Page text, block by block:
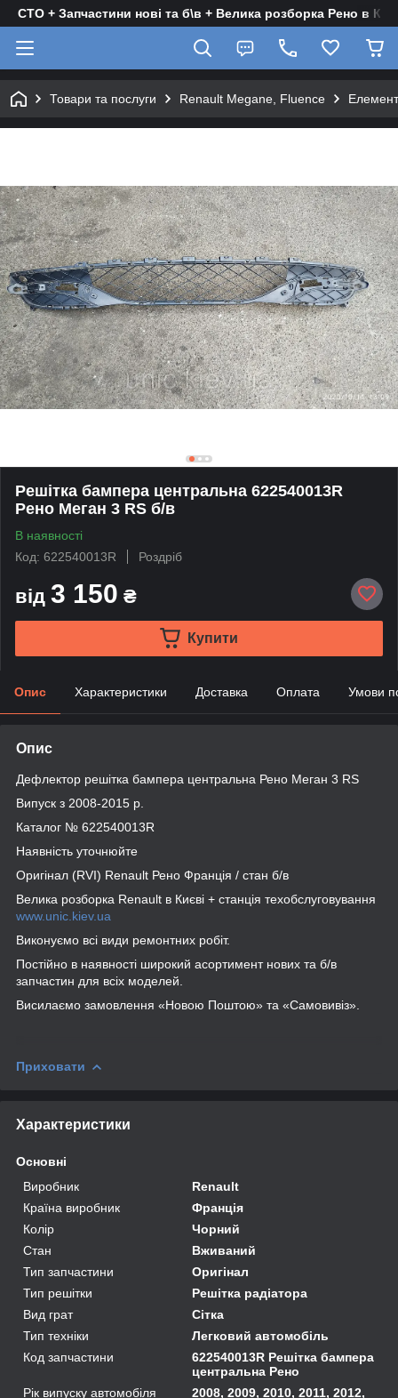
СТО + Запчастини нові та б\в + Велика розборка Рено в
Товари та послуги Renault Megane, Fluence
Решітка бампера центральна 622540013R
Рено Меган 3 RS б/в
В наявності
Код: 622540013R
Роздріб
від 3 150 ₴
Купити
Опис Характеристики Доставка Оплата Умови
Опис
Дефлектор решітка бампера центральна Рено Меган 3 RS
Випуск з 2008-2015 р.
Каталог № 622540013R
Наявність уточнюйте
Оригінал (RVI) Renault Рено Франція / стан б/в
Велика розборка Renault в Києві + станція техобслуговування
www.unic.kiev.ua
Виконуємо всі види ремонтних робіт.
Постійно в наявності широкий асортимент нових та б/в
запчастин для всіх моделей.
Висилаємо замовлення «Новою Поштою» та «Самовивіз».
Приховати
Характеристики
Основні
Виробник
Renault
Країна виробник
Франція
Колір
Чорний
Стан
Вживаний
Тип запчастини
Оригінал
Тип решітки
Решітка радіатора
Вид грат
Сітка
Тип техніки
Легковий автомобіль
Код запчастини
622540013R Решітка бампера
центральна Рено
Рік випуску автомобіля
2008, 2009, 2010, 2011, 2012,